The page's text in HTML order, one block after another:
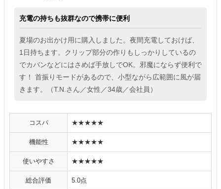
充電の持ちも抜群なので携帯に便利
夏場のお出かけ用に購入しました。夜間充電しておけば、
1日持ちます。クリップ部分の作りもしっかりしているの
でカバンなどにはさめば手放しでOK。邪魔にならず便利で
す！ 首振りモードがあるので、小型ながら広範囲に風が届
きます。（T.N.さん／女性／34歳／会社員）
コスパ ★★★★★
機能性 ★★★★★
使いやすさ ★★★★★
総合評価 5.0点